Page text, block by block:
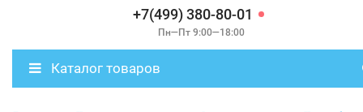
+7(499) 380-80-01
Пн—Пт 9:00—18:00
Каталог товаров